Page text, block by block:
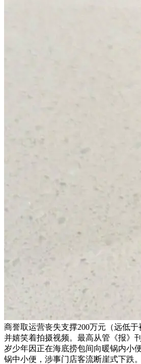
商誉取运营丧失支撑200万元（远低于
并嬉笑着拍摄视频。最高从管《报
岁少年因正在海底捞包间向暖锅内小
锅中小便，涉事门店客流断崖式下跌